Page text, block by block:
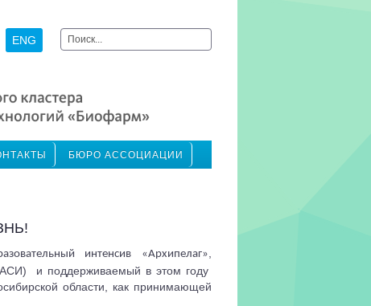
Искать...
ENG
БЮРО АССОЦИАЦИИ
интенсив «Архипелаг»
и поддерживаемый в этом году
области, как принимающей